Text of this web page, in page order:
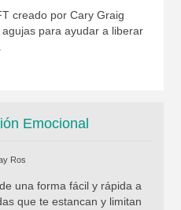
creado por Cary Graig
para ayudar a liberar
Emocional
Ros
una forma fácil y rápida a
que te estancan y limitan